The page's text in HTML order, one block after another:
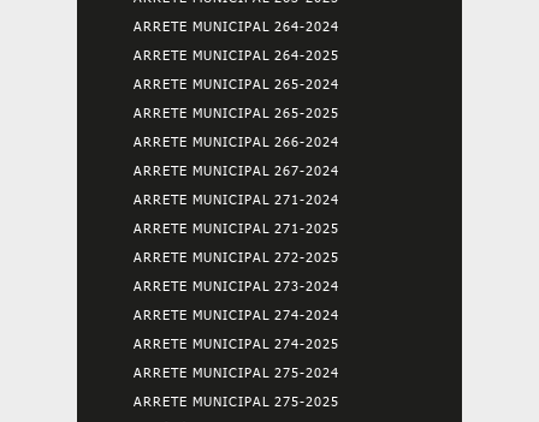
ARRETE MUNICIPAL 264-2024
ARRETE MUNICIPAL 264-2025
ARRETE MUNICIPAL 265-2024
ARRETE MUNICIPAL 265-2025
ARRETE MUNICIPAL 266-2024
ARRETE MUNICIPAL 267-2024
ARRETE MUNICIPAL 271-2024
ARRETE MUNICIPAL 271-2025
ARRETE MUNICIPAL 272-2025
ARRETE MUNICIPAL 273-2024
ARRETE MUNICIPAL 274-2024
ARRETE MUNICIPAL 274-2025
ARRETE MUNICIPAL 275-2024
ARRETE MUNICIPAL 275-2025